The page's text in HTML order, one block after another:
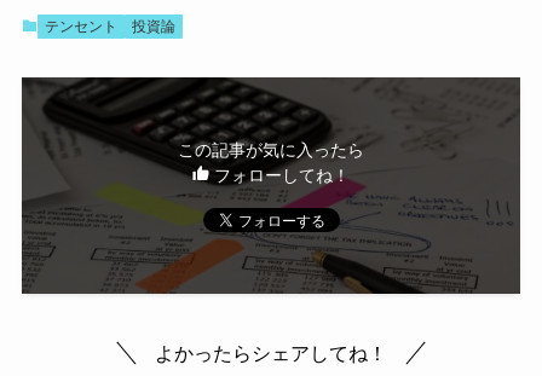
テンセント 投資論
この記事が気に入ったら
フォローしてね！
よかったらシェアしてね！